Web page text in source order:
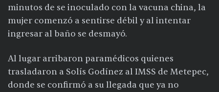
minutos de se inoculado con la vacuna china, la
mujer comenzó a sentirse débil y al intentar
ingresar al baño se desmayó.
Al lugar arribaron paramédicos quienes
trasladaron a Solís Godínez al IMSS de Metepec,
donde se confirmó a su llegada que ya no